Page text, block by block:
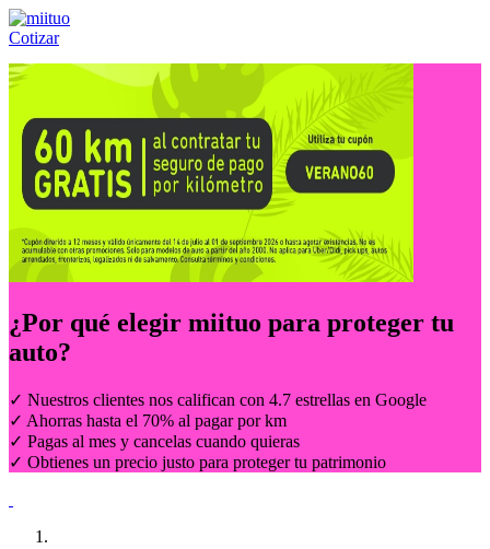
Cotizar
Llámanos al:(55) 84-21-05-00 ó
¿Por qué elegir miituo para proteger tu
auto?
✓ Nuestros clientes nos califican con 4.7 estrellas en Google
✓ Ahorras hasta el 70% al pagar por km
✓ Pagas al mes y cancelas cuando quieras
✓ Obtienes un precio justo para proteger tu patrimonio